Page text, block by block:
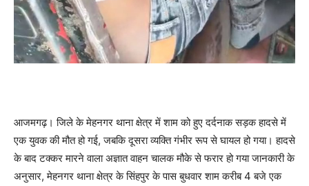
आजमगढ़। जिले के मेहनगर थाना क्षेत्र में शाम को हुए दर्दनाक सड़क हादसे में
एक युवक की मौत हो गई, जबकि दूसरा व्यक्ति गंभीर रूप से घायल हो गया। हादसे
के बाद टक्कर मारने वाला अज्ञात वाहन चालक मौके से फरार हो गया जानकारी के
अनुसार, मेहनगर थाना क्षेत्र के सिंहपुर के पास बुधवार शाम करीब 4 बजे एक